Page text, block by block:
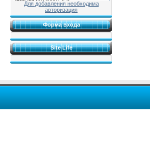
Для добавления необходима
авторизация
Форма входа
Site Life